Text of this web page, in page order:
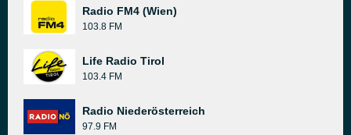
Radio FM4 (Wien)
103.8 FM
Life Radio Tirol
103.4 FM
Radio Niederösterreich
97.9 FM